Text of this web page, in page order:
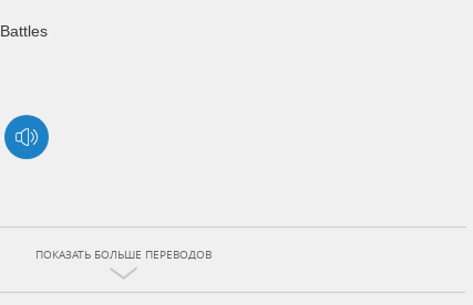
Battles
ПОКАЗАТЬ БОЛЬШЕ ПЕРЕВОДОВ